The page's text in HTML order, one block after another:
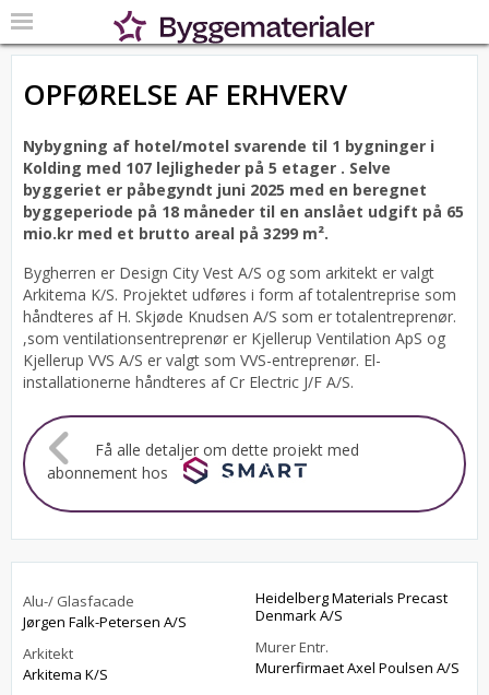
OPFØRELSE AF ERHVERV
Nybygning af hotel/motel svarende til 1 bygninger i
Kolding med 107 lejligheder på 5 etager . Selve
byggeriet er påbegyndt juni 2025 med en beregnet
byggeperiode på 18 måneder til en anslået udgift på 65
mio.kr med et brutto areal på 3299 m².
Bygherren er Design City Vest A/S og som arkitekt er valgt
Arkitema K/S. Projektet udføres i form af totalentreprise som
håndteres af H. Skjøde Knudsen A/S som er totalentreprenør.
,som ventilationsentreprenør er Kjellerup Ventilation ApS og
Kjellerup VVS A/S er valgt som VVS-entreprenør. El-
installationerne håndteres af Cr Electric J/F A/S.
Få alle detaljer om dette projekt med
abonnement hos
Alu-/ Glasfacade
Jørgen Falk-Petersen A/S
Arkitekt
Arkitema K/S
Heidelberg Materials Precast
Denmark A/S
Murer Entr.
Murerfirmaet Axel Poulsen A/S